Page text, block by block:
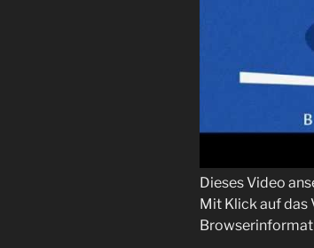
Dieses Video
Mit Klick auf das